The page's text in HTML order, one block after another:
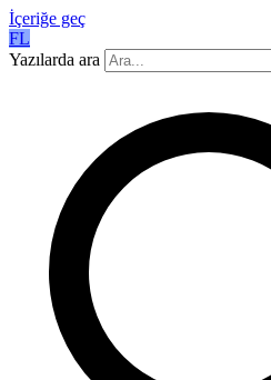
İçeriğe geç
FL
Yazılarda ara